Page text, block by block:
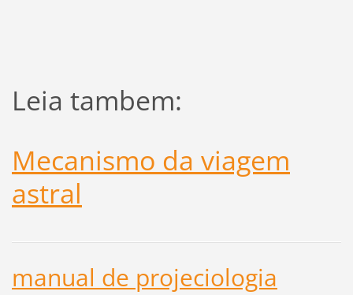
Leia tambem:
Mecanismo da viagem
astral
manual de projeciologia